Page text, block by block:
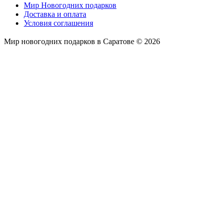
Мир Новогодних подарков
Доставка и оплата
Условия соглашения
Мир новогодних подарков в Саратове © 2026